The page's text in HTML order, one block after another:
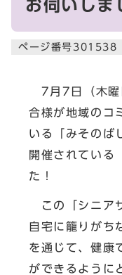
お伺いしま
ページ番号301538
7月7日（木曜
合様が地域のコ
いる「みそのば
開催されている
た！
この「シニア
自宅に籠りがち
を通じて、健康
ができるように